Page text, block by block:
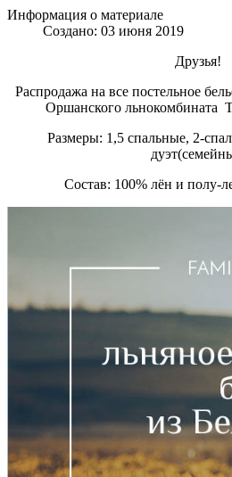
Информация о материале
Создано: 03 июня 2019
Друзья!
Распродажа на все постельное
Оршанского льнокомбината
Размеры: 1,5 спальные, 2-
Состав: 100% лён и полу-